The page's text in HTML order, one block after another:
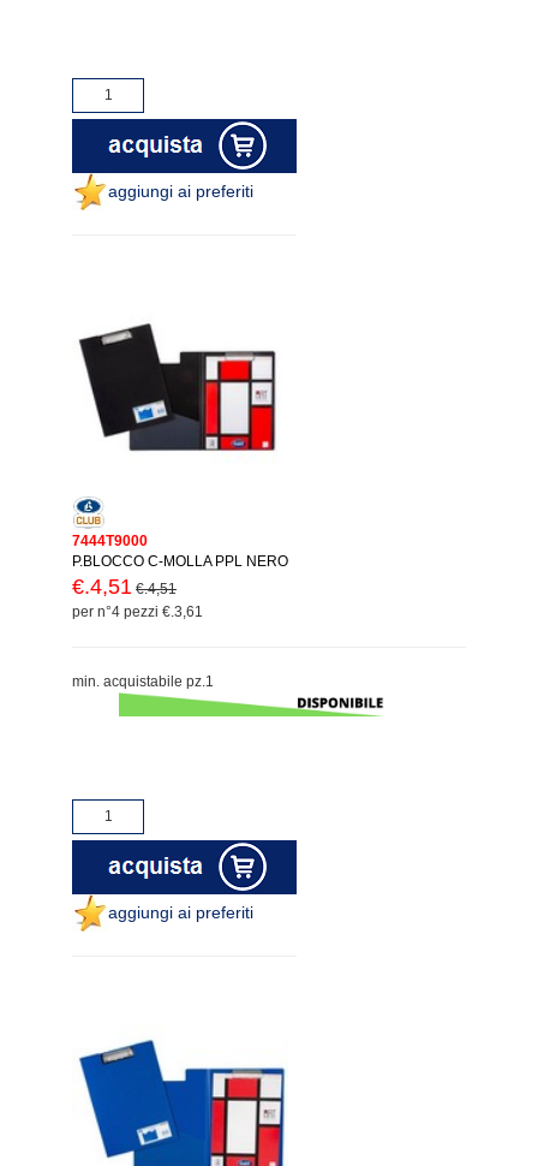
aggiungi ai preferiti
7444T9000
P.BLOCCO C-MOLLA PPL NERO
€.4,51 €.4,51
per n°4 pezzi €.3,61
min. acquistabile pz.1
aggiungi ai preferiti